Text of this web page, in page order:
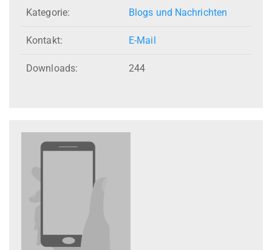
Kategorie: Blogs und Nachrichten
Kontakt: E-Mail
Downloads: 244